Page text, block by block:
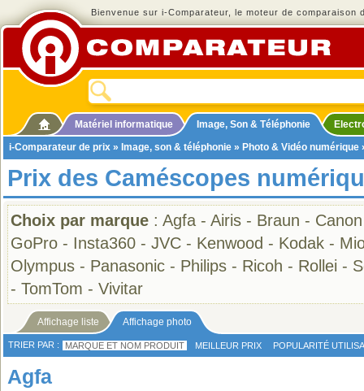
Bienvenue sur i-Comparateur, le moteur de comparaison
Matériel informatique Image, Son & Téléphonie
i-Comparateur de prix » Image, son & téléphonie » Photo & Vidéo numérique
Prix des Caméscopes
Choix par marque : Agfa - Airis - Braun - Canon
GoPro - Insta360 - JVC - Kenwood - Kodak -
Olympus - Panasonic - Philips - Ricoh - Rollei -
- TomTom - Vivitar
Affichage liste Affichage photo
TRIER PAR : MARQUE ET NOM PRODUIT MEILLEUR PRIX POPULARITÉ
Agfa